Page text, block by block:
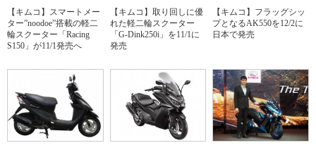
【キムコ】スマートメー
ター”noodoe”搭載の軽二
輪スクーター「Racing
S150」が11/1発売へ
【キムコ】取り回しに優
れた軽二輪スクーター
「G-Dink250i」を11/1に
発売
【キムコ】フラッグシッ
プとなるAK550を12/2に
日本で発売